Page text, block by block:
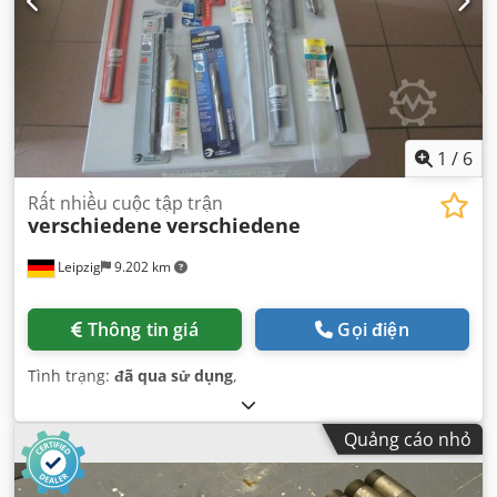
1 / 6
Leipzig 9.202 km
Rất nhiều cuộc tập trận
verschiedene verschiedene
Thông tin giá Gọi điện
Tình trạng: đã qua sử dụng,
Quảng cáo nhỏ